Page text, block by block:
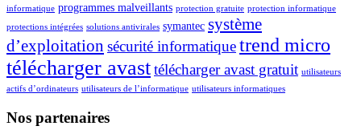
informatique programmes malveillants protection gratuite protection informatique
protections intégrées solutions antivirales symantec système
d’exploitation sécurité informatiquetrend micro
télécharger avasttélécharger avast gratuit utilisateurs
actifs d’ordinateurs utilisateurs de l’informatique utilisateurs informatiques
Nos partenaires